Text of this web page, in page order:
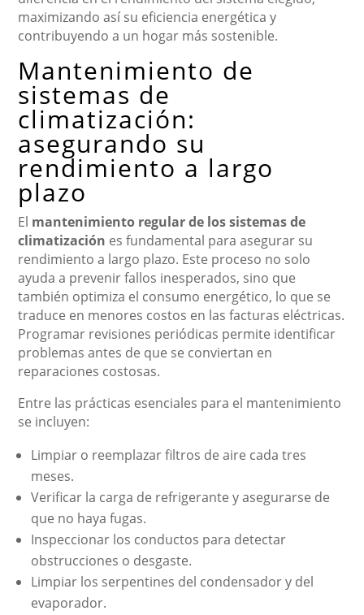
maximizando así su eficiencia energética y
contribuyendo a un hogar más sostenible.
Mantenimiento de
sistemas de
climatización:
asegurando su
rendimiento a largo
plazo
El mantenimiento regular de los sistemas de
climatización es fundamental para asegurar su
rendimiento a largo plazo. Este proceso no solo
ayuda a prevenir fallos inesperados, sino que
también optimiza el consumo energético, lo que se
traduce en menores costos en las facturas eléctricas.
Programar revisiones periódicas permite identificar
problemas antes de que se conviertan en
reparaciones costosas.
Entre las prácticas esenciales para el mantenimiento
se incluyen:
Limpiar o reemplazar filtros de aire cada tres
meses.
Verificar la carga de refrigerante y asegurarse de
que no haya fugas.
Inspeccionar los conductos para detectar
obstrucciones o desgaste.
Limpiar los serpentines del condensador y del
evaporador.